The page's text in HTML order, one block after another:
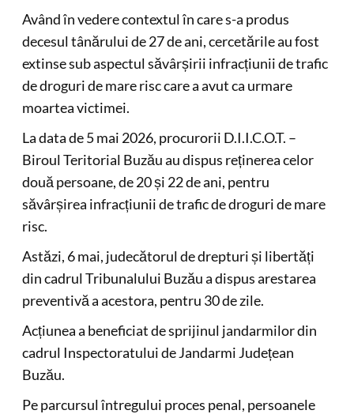
Având în vedere contextul în care s-a produs
decesul tânărului de 27 de ani, cercetările au fost
extinse sub aspectul săvârșirii infracțiunii de trafic
de droguri de mare risc care a avut ca urmare
moartea victimei.
La data de 5 mai 2026, procurorii D.I.I.C.O.T. –
Biroul Teritorial Buzău au dispus reținerea celor
două persoane, de 20 și 22 de ani, pentru
săvârșirea infracțiunii de trafic de droguri de mare
risc.
Astăzi, 6 mai, judecătorul de drepturi și libertăți
din cadrul Tribunalului Buzău a dispus arestarea
preventivă a acestora, pentru 30 de zile.
Acțiunea a beneficiat de sprijinul jandarmilor din
cadrul Inspectoratului de Jandarmi Județean
Buzău.
Pe parcursul întregului proces penal, persoanele